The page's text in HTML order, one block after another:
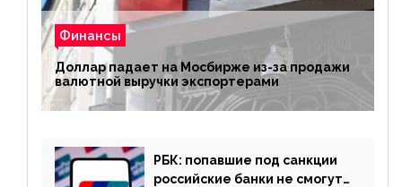
Финансы
Доллар падает на Мосбирже из-за продажи
валютной выручки экспортерами
РБК: попавшие под санкции
российские банки не смогут